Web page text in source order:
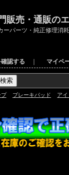
販売・通販の
ーパーツ・純正修理消
認する マイペ
ブレーキパッド ア